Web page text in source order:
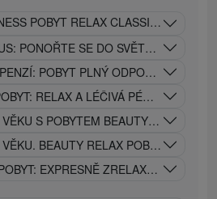
POBYT RELAX CLASSIC:
PONOŘTE SE DO SVĚTA RELAXU A
POBYT PLNÝ ODPOČINKU,
RELAX A LÉČIVÁ PÉČE V
S POBYTEM BEAUTY CLASSIC
BEAUTY RELAX POBYT
EXPRESNĚ ZRELAXUJE VAŠE